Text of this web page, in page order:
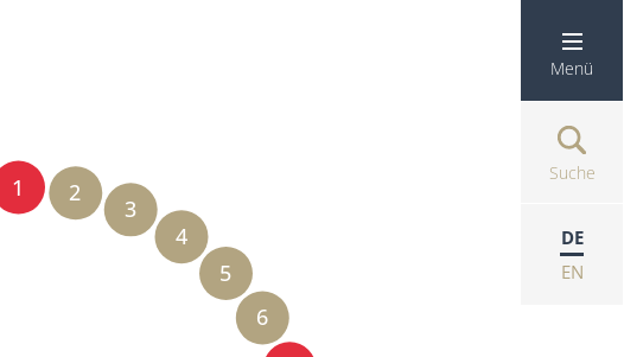
Menü
Suche
DE
EN
1 2
3
4
5
6